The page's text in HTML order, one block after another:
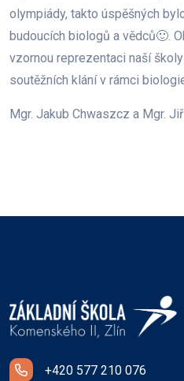
olympiády, takto úspěšných
budoucích biologů a vědců🙂.
vzornou reprezentaci naší
soutěžních klání v rámci
Mgr. Jakub Chwaszcz a Mgr.
+420 577 210 076